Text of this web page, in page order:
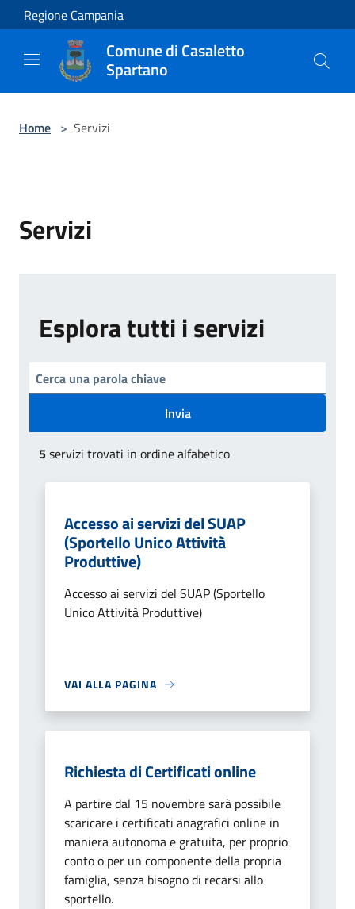
Salta al contenuto principale
Regione Campania
Comune di Casaletto
Spartano
Home > Servizi
Servizi
Esplora tutti i servizi
Invia
5servizi trovati in ordine alfabetico
Accesso ai servizi del SUAP
(Sportello Unico Attività
Produttive)
Accesso ai servizi del SUAP (Sportello
Unico Attività Produttive)
VAI ALLA PAGINA
Richiesta di Certificati online
A partire dal 15 novembre sarà possibile
scaricare i certificati anagrafici online in
maniera autonoma e gratuita, per proprio
conto o per un componente della propria
famiglia, senza bisogno di recarsi allo
sportello.